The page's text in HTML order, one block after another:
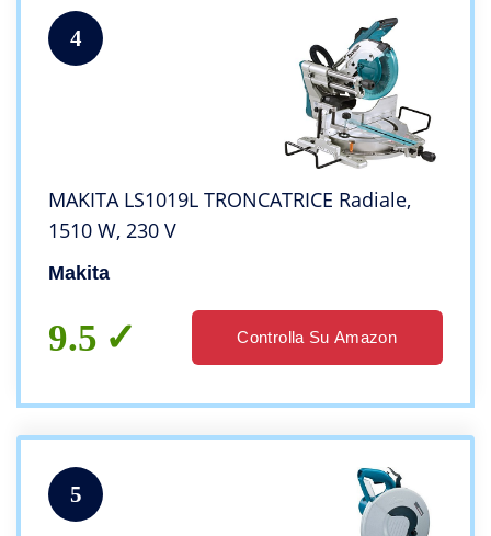
4
MAKITA LS1019L TRONCATRICE Radiale,
1510 W, 230 V
Makita
9.5 Controlla Su Amazon
5